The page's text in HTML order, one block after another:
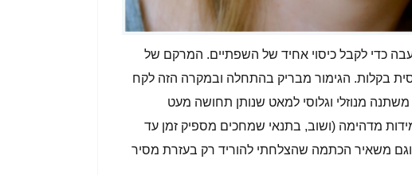
הגוון 02 בשכבה יחסית עבה כדי לקבל כיסוי אחיד של השפתיים. המרקם של
בקלות. הגימור מבריק בהתחלה ובמקרה הזה לקח
מנוזלי וגלוסי למאט שנותן תחושה מעט
מדהימה (ושוב, בתנאי שמחכים מספיק זמן עד
משאיר הכתמה שהצלחתי להוריד רק בעזרת מסיר